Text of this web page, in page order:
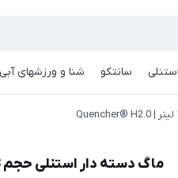
استنلی سانتکو شنا و ورزشهای آبی
ماگ دسته دار استنلی حجم 1.18 لیتر | Quencher® H2.0